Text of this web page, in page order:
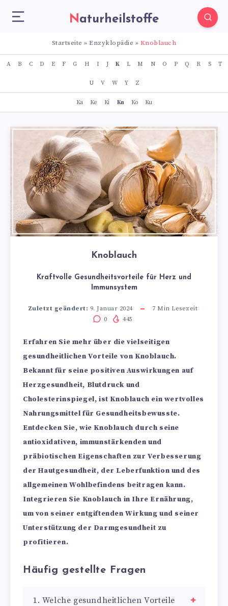
Naturheilstoffe
Startseite »Enzyklopädie » Knoblauch
A B C D E F G H I J K L M N O P Q R S T
U V W Y Z
Ka Ke Ki Kn Ko Ku
Knoblauch
Kraftvolle Gesundheitsvorteile für Herz und
Immunsystem
Zuletzt geändert: 9. Januar 2024 7 Min Lesezeit
0
445
Erfahren Sie mehr über die vielseitigen
gesundheitlichen Vorteile von Knoblauch.
Bekannt für seine positiven Auswirkungen auf
Herzgesundheit, Blutdruck und
Cholesterinspiegel, ist Knoblauch ein wertvolles
Nahrungsmittel für Gesundheitsbewusste.
Entdecken Sie, wie Knoblauch durch seine
antioxidativen, immunstärkenden und
präbiotischen Eigenschaften zur Verbesserung
der Hautgesundheit, der Leberfunktion und des
allgemeinen Wohlbefindens beitragen kann.
Integrieren Sie Knoblauch in Ihre Ernährung,
um von seiner entgiftenden Wirkung und seiner
Unterstützung der Darmgesundheit zu
profitieren.
Häufig gestellte Fragen
1. Welche gesundheitlichen Vorteile